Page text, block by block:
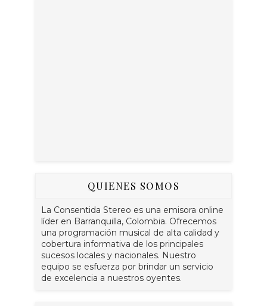
QUIENES SOMOS
La Consentida Stereo es una emisora online
líder en Barranquilla, Colombia. Ofrecemos
una programación musical de alta calidad y
cobertura informativa de los principales
sucesos locales y nacionales. Nuestro
equipo se esfuerza por brindar un servicio
de excelencia a nuestros oyentes.